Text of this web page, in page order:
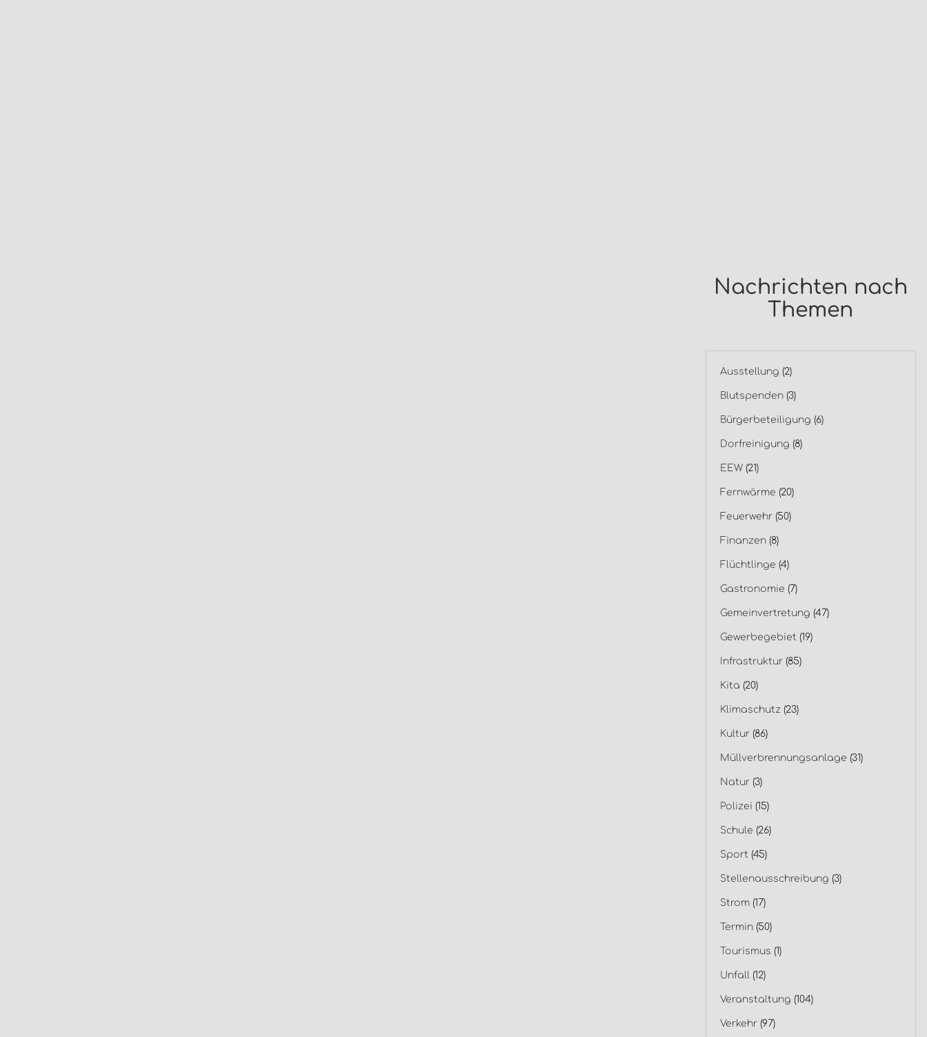
Nachrichten nach
Themen
Ausstellung (2)
Blutspenden(3)
Bürgerbeteiligung (6)
Dorfreinigung (8)
EEW(21)
Fernwärme (20)
Feuerwehr(50)
Finanzen(8)
Flüchtlinge (4)
Gastronomie (7)
Gemeinvertretung (47)
Gewerbegebiet (19)
Infrastruktur(85)
Kita (20)
Klimaschutz (23)
Kultur(86)
Müllverbrennungsanlage (31)
Natur(3)
Polizei (15)
Schule (26)
Sport (45)
Stellenausschreibung (3)
Strom(17)
Termin(50)
Tourismus (1)
Unfall (12)
Veranstaltung (104)
Verkehr(97)